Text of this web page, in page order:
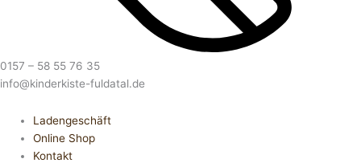
0157 – 58 55 76 35
info@kinderkiste-fuldatal.de
Ladengeschäft
Online Shop
Kontakt